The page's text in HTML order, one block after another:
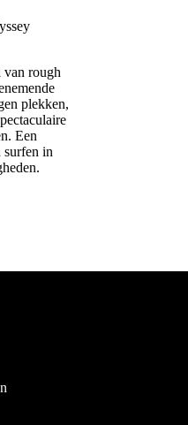
van rough
plekken,
Een
surfen in